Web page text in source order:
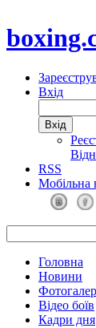
Вхід
RSS
Мобільна
Головна
Новини
Відео боїв
Кадри дня